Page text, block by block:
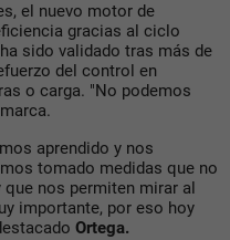
el nuevo motor de
gracias al ciclo
sido validado tras más de
del control en
o carga. "No podemos
aprendido y nos
tomado medidas que no
nos permiten mirar al
importante, por eso hoy
Ortega.